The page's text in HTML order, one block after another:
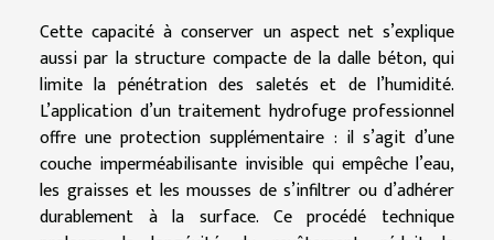
Cette capacité à conserver un aspect net s’explique
aussi par la structure compacte de la dalle béton, qui
limite la pénétration des saletés et de l’humidité.
L’application d’un traitement hydrofuge professionnel
offre une protection supplémentaire : il s’agit d’une
couche imperméabilisante invisible qui empêche l’eau,
les graisses et les mousses de s’infiltrer ou d’adhérer
durablement à la surface. Ce procédé technique